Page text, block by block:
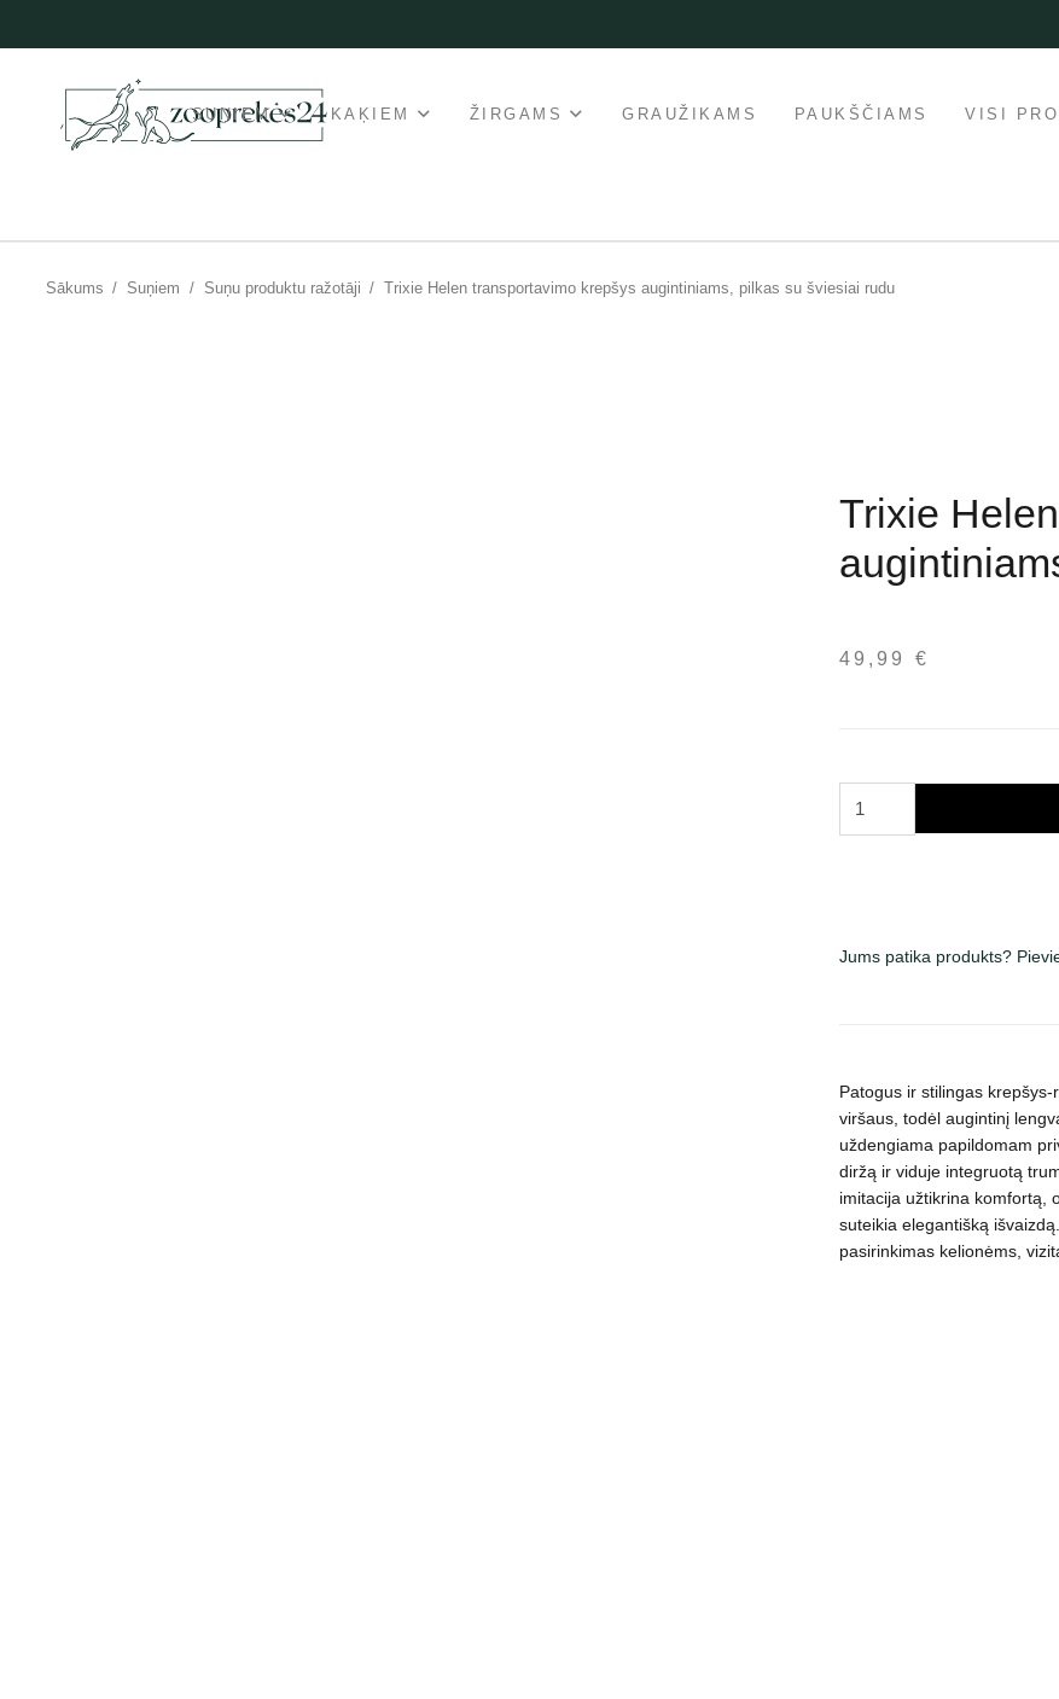
SUŅIEM KAĶIEM ŽIRGAMS GRAUŽIKAMS PAUKŠČIAMS VISI
Sākums / Suņiem / Suņu produktu ražotāji / Trixie Helen transportavimo krepšys augintiniams, pilkas su šviesiai rudu
Trixie
49,99 €
Jums patika produkts?
Patogus ir stilingas
viršaus, todėl augintinį
uždengiama papildomam
diržą ir viduje integruotą
imitacija užtikrina komfortą,
suteikia elegantišką išvaizdą.
pasirinkimas kelionėms,